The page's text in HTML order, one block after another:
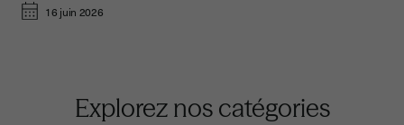
16 juin 2026
Explorez nos catégories